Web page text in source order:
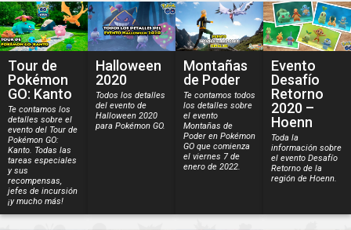
Tour de
Pokémon
GO: Kanto
Te contamos los
detalles sobre el
evento del Tour de
Pokémon GO:
Kanto. Todas las
tareas especiales
y sus
recompensas,
jefes de incursión
¡y mucho más!
Halloween
2020
Todos los detalles
del evento de
Halloween 2020
para Pokémon GO.
Montañas
de Poder
Te contamos todos
los detalles sobre
el evento
Montañas de
Poder en Pokémon
GO que comienza
el viernes 7 de
enero de 2022.
Evento
Desafío
Retorno
2020 –
Hoenn
Toda la
información sobre
el evento Desafío
Retorno de la
región de Hoenn.